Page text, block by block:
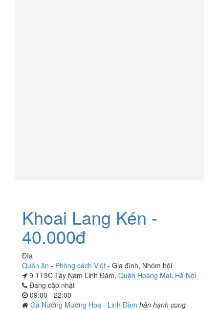
Khoai Lang Kén -
40.000đ
Đĩa
Quán ăn - Phòng cách Việt - Gia đình, Nhóm hội
9 TT3C Tây Nam Linh Đàm, Quận Hoàng Mai, Hà Nội
Đang cập nhật
09:00 - 22:00
Gà Nướng Mường Hoa - Linh Đàm hân hạnh cung